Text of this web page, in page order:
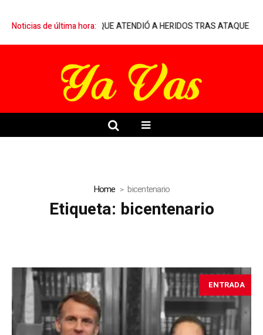
Noticias de última hora:
A MÉDICO QUE ATENDIÓ A HERIDOS TRAS ATAQUE
Home bicentenario
Etiqueta: bicentenario
ENTRADA